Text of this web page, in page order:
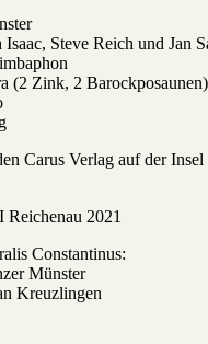
Steve Reich und Jan
(2 Zink, 2 Barockposaunen)
Carus Verlag auf der Insel
Constantinus:
Münster
Kreuzlingen